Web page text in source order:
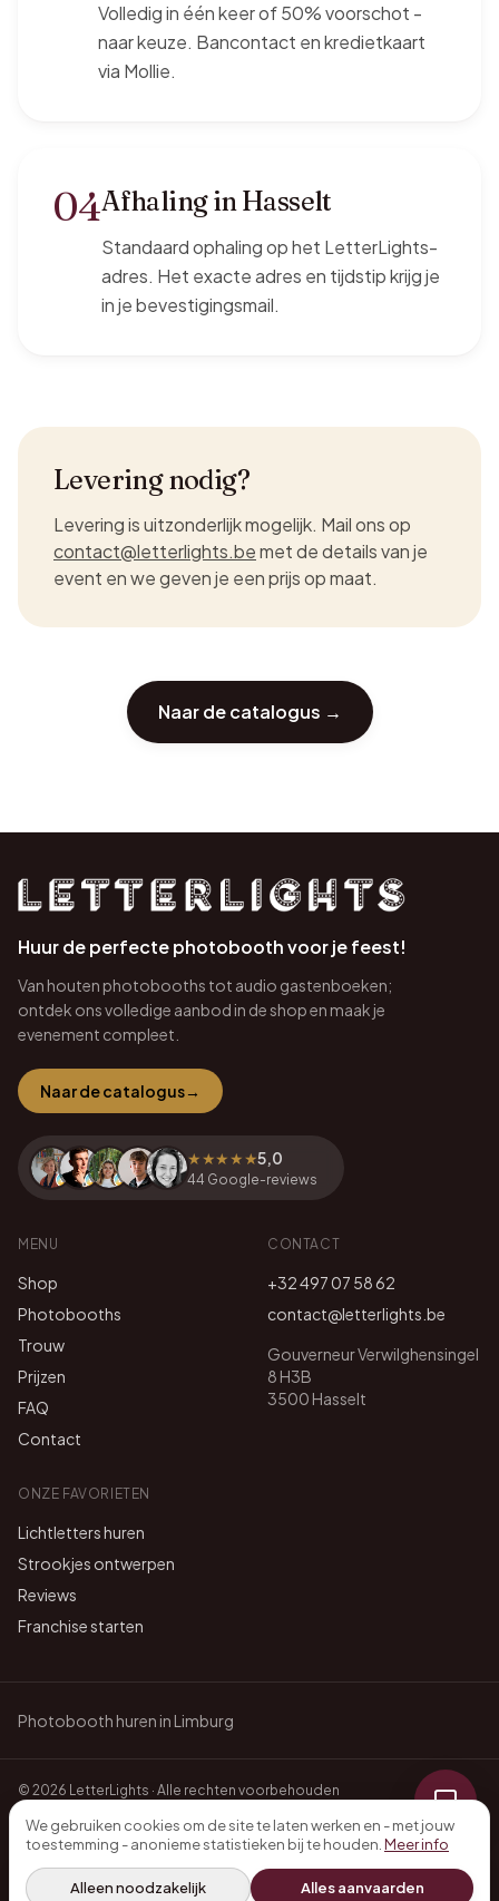
Volledig in één keer of 50% voorschot -
naar keuze. Bancontact en kredietkaart
via Mollie.
04Afhaling in Hasselt
Standaard ophaling op het LetterLights-
adres. Het exacte adres en tijdstip krijg je
in je bevestigingsmail.
Levering nodig?
Levering is uitzonderlijk mogelijk. Mail ons op
contact@letterlights.bemet de details van je
event en we geven je een prijs op maat.
Naar de catalogus →
Huur de perfecte photobooth voor je feest!
Van houten photobooths tot audio gastenboeken;
ontdek ons volledige aanbod in de shop en maak je
evenement compleet.
Naar de catalogus→
★★★★★5,0
44 Google-reviews
MENU
Shop
Photobooths
Trouw
Prijzen
FAQ
Contact
CONTACT
+32 497 07 58 62
contact@letterlights.be
Gouverneur Verwilghensingel
8 H3B
3500 Hasselt
ONZE FAVORIETEN
Lichtletters huren
Strookjes ontwerpen
Reviews
Franchise starten
Photobooth huren in Limburg
© 2026 LetterLights · Alle rechten voorbehouden
Privacybeleid
Online boeken · Afhalen of laten leveren · Geen waarborg
We gebruiken cookies om de site te laten werken en - met jouw
toestemming - anonieme statistieken bij te houden. Meer info
Alleen noodzakelijk Alles aanvaarden